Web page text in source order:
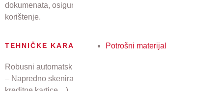
Potrošni materijal
dokumenata, osiguravajući jednostavno i pouzdano
korištenje.
TEHNIČKE KARAKTERISTIKE
Robusni automatski uvlakač dokumenata za 100 listova.
– Napredno skeniranje reljefnih kartica (osobne iskaznice,